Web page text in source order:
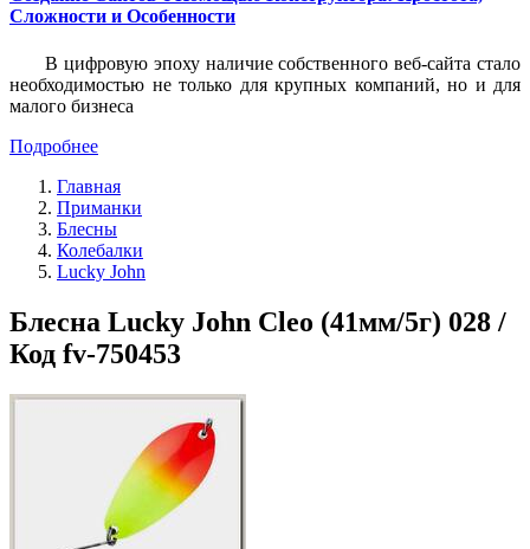
Сложности и Особенности
В цифровую эпоху наличие собственного веб-сайта стало
необходимостью не только для крупных компаний, но и для
малого бизнеса
Подробнее
Главная
Приманки
Блесны
Колебалки
Lucky John
Блесна Lucky John Cleo (41мм/5г) 028 /
Код fv-750453